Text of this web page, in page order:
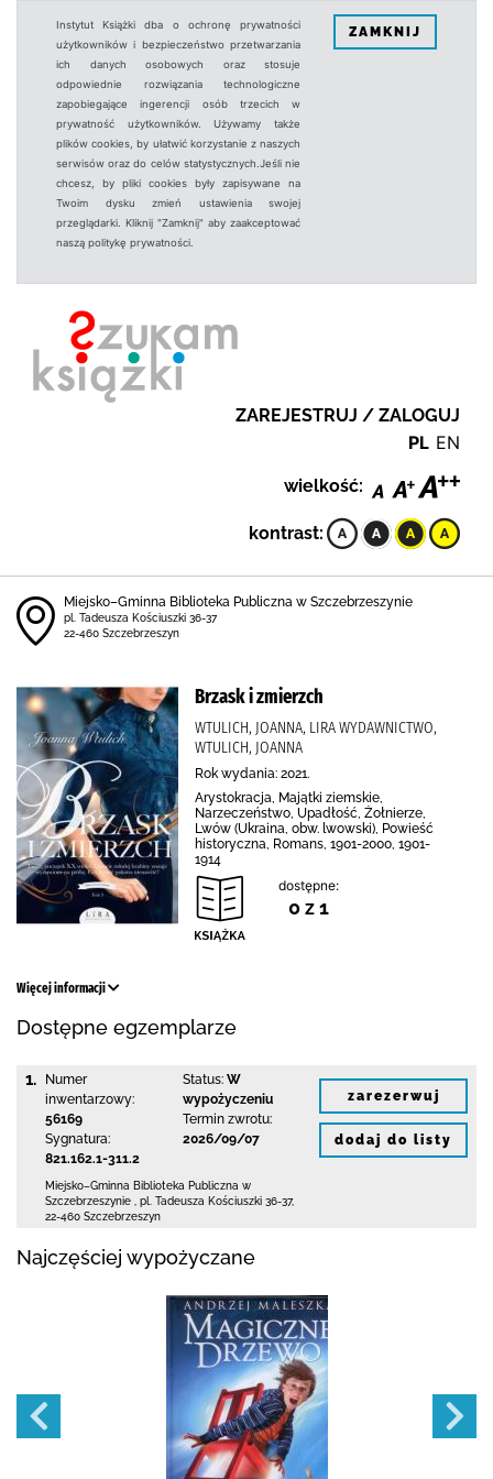
Instytut Książki dba o ochronę prywatności
użytkowników i bezpieczeństwo przetwarzania
ich danych osobowych oraz stosuje
odpowiednie rozwiązania technologiczne
zapobiegające ingerencji osób trzecich w
prywatność użytkowników. Używamy także
plików cookies, by ułatwić korzystanie z naszych
serwisów oraz do celów statystycznych.Jeśli nie
chcesz, by pliki cookies były zapisywane na
Twoim dysku zmień ustawienia swojej
przeglądarki. Kliknij "Zamknij" aby zaakceptować
naszą politykę prywatności.
ZAMKNIJ
ZAREJESTRUJ / ZALOGUJ
PL EN
wielkość:
kontrast:
Miejsko–Gminna Biblioteka Publiczna w Szczebrzeszynie
pl. Tadeusza Kościuszki 36-37
22-460 Szczebrzeszyn
Brzask i zmierzch
WTULICH, JOANNA, LIRA WYDAWNICTWO,
WTULICH, JOANNA
Rok wydania: 2021.
Arystokracja, Majątki ziemskie,
Narzeczeństwo, Upadłość, Żołnierze,
Lwów (Ukraina, obw. lwowski), Powieść
historyczna, Romans, 1901-2000, 1901-
1914
dostępne:
0 z 1
Więcej informacji
Dostępne egzemplarze
1.
Numer
inwentarzowy:
56169
Sygnatura:
821.162.1-311.2
Status: W
wypożyczeniu
Termin zwrotu:
2026/09/07
Miejsko–Gminna Biblioteka Publiczna w
Szczebrzeszynie
pl. Tadeusza Kościuszki 36-37,
22-460 Szczebrzeszyn
zarezerwuj
dodaj do listy
Najczęściej wypożyczane